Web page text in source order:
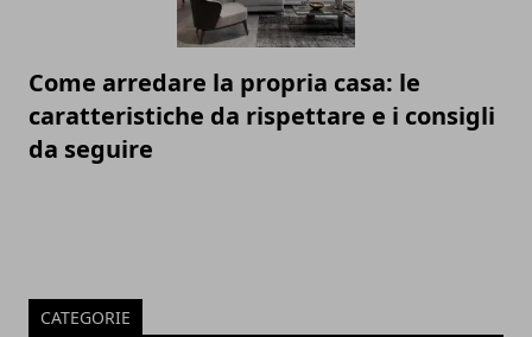
Come arredare la propria casa: le
caratteristiche da rispettare e i consigli
da seguire
CATEGORIE